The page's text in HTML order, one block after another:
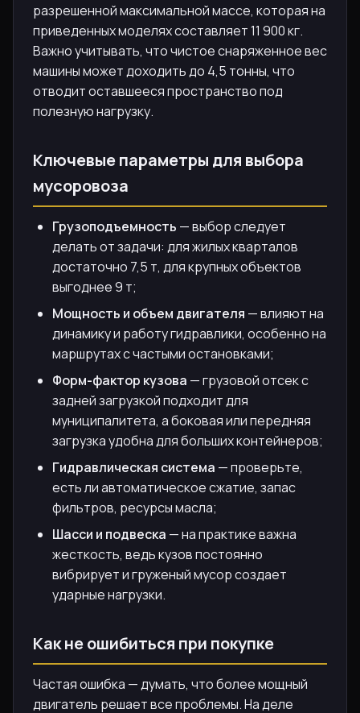
разрешенной максимальной массе, которая на
приведенных моделях составляет 11 900 кг.
Важно учитывать, что чистое снаряженное вес
машины может доходить до 4,5 тонны, что
отводит оставшееся пространство под
полезную нагрузку.
Ключевые параметры для выбора
мусоровоза
Грузоподъемность — выбор следует
делать от задачи: для жилых кварталов
достаточно 7,5 т, для крупных объектов
выгоднее 9 т;
Мощность и объем двигателя — влияют на
динамику и работу гидравлики, особенно на
маршрутах с частыми остановками;
Форм-фактор кузова — грузовой отсек с
задней загрузкой подходит для
муниципалитета, а боковая или передняя
загрузка удобна для больших контейнеров;
Гидравлическая система — проверьте,
есть ли автоматическое сжатие, запас
фильтров, ресурсы масла;
Шасси и подвеска — на практике важна
жесткость, ведь кузов постоянно
вибрирует и груженый мусор создает
ударные нагрузки.
Как не ошибиться при покупке
Частая ошибка — думать, что более мощный
двигатель решает все проблемы. На деле